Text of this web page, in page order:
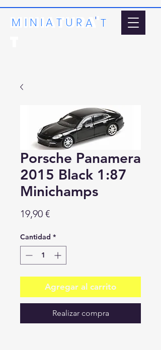
MINIATURA'
MINIAT URA T
'
Porsche Panamera
2015 Black 1:87
Minichamps
19,90 €Precio
Cantidad *
Agregar al carrito
Realizar compra